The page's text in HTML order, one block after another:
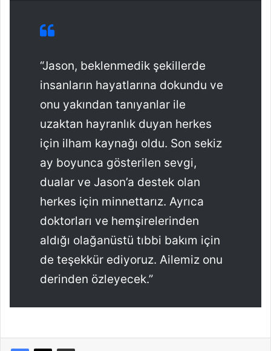
“Jason, beklenmedik şekillerde
insanların hayatlarına dokundu ve
onu yakından tanıyanlar ile
uzaktan hayranlık duyan herkes
için ilham kaynağı oldu. Son sekiz
ay boyunca gösterilen sevgi,
dualar ve Jason’a destek olan
herkes için minnettarız. Ayrıca
doktorları ve hemşirelerinden
aldığı olağanüstü tıbbi bakım için
de teşekkür ediyoruz. Ailemiz onu
derinden özleyecek.”